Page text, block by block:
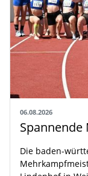
06.08.2026
Die baden-